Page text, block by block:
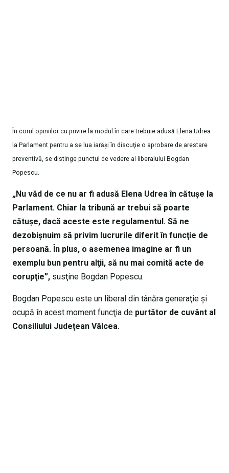
În corul opiniilor cu privire la modul în care trebuie adusă Elena Udrea
la Parlament pentru a se lua iarăşi în discuţie o aprobare de arestare
preventivă, se distinge punctul de vedere al liberalului Bogdan
Popescu.
„Nu văd de ce nu ar fi adusă Elena Udrea în cătuşe la
Parlament. Chiar la tribună ar trebui să poarte
cătuşe, dacă aceste este regulamentul. Să ne
dezobişnuim să privim lucrurile diferit în funcţie de
persoană. În plus, o asemenea imagine ar fi un
exemplu bun pentru alţii, să nu mai comită acte de
corupţie”, susţine Bogdan Popescu.
Bogdan Popescu este un liberal din tânăra generaţie şi
ocupă în acest moment funcţia de purtător de cuvânt al
Consiliului Judeţean Vâlcea.